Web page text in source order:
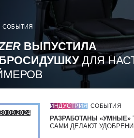
СОБЫТИЯ
ВЫПУСТИЛА
ДЛЯ
30.09.2024
ИНДУСТРИЯ СОБЫТИЯ
РАЗРАБОТАНЫ «УМНЫЕ»
САМИ ДЕЛАЮТ